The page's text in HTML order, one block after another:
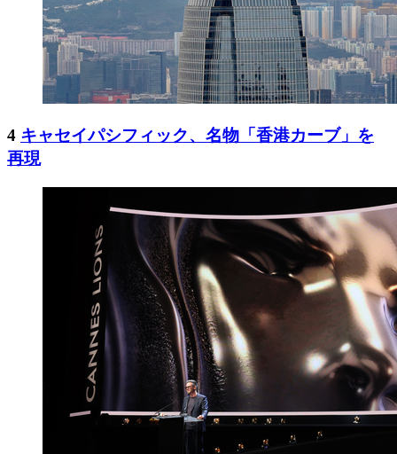
4 キャセイパシフィック、名物「香港カーブ」を
再現